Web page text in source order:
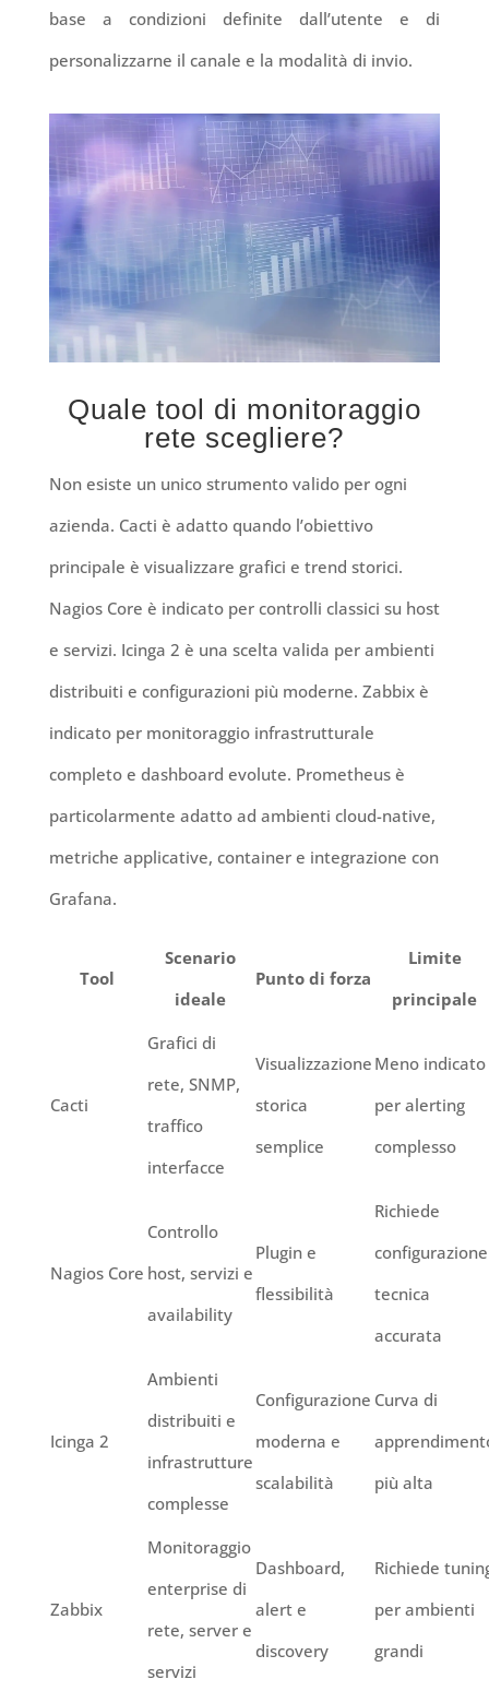
base a condizioni definite dall’utente e di
personalizzarne il canale e la modalità di invio.
Quale tool di monitoraggio
rete scegliere?
Non esiste un unico strumento valido per ogni
azienda. Cacti è adatto quando l’obiettivo
principale è visualizzare grafici e trend storici.
Nagios Core è indicato per controlli classici su host
e servizi. Icinga 2 è una scelta valida per ambienti
distribuiti e configurazioni più moderne. Zabbix è
indicato per monitoraggio infrastrutturale
completo e dashboard evolute. Prometheus è
particolarmente adatto ad ambienti cloud-native,
metriche applicative, container e integrazione con
Grafana.
Tool
Scenario
ideale
Punto di forza
Limite
principale
Cacti
Grafici di
rete, SNMP,
traffico
interfacce
Visualizzazione
storica
semplice
Meno indicato
per alerting
complesso
Nagios Core
Controllo
host, servizi e
availability
Plugin e
flessibilità
Richiede
configurazione
tecnica
accurata
Icinga 2
Ambienti
distribuiti e
infrastrutture
complesse
Configurazione
moderna e
scalabilità
Curva di
più alta
Zabbix
Monitoraggio
enterprise di
rete, server e
servizi
Dashboard,
alert e
discovery
Richiede
per ambienti
grandi